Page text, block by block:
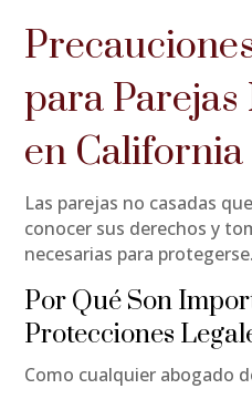
para Parejas
en California
Las parejas no casadas
conocer sus derechos y
necesarias para protegerse.
Por Qué Son
Protecciones
Como cualquier abogado